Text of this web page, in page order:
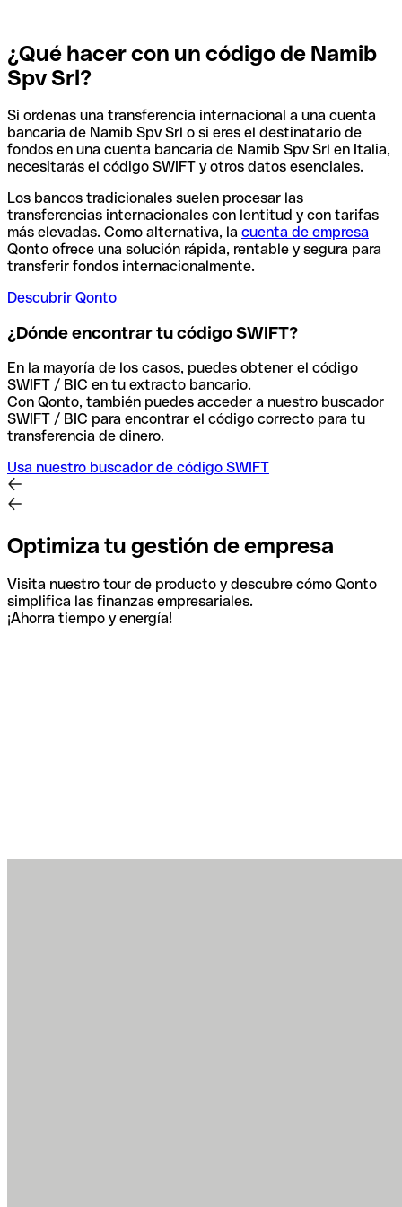
¿Qué hacer con un código de Namib
Spv Srl?
Si ordenas una transferencia internacional a una cuenta
bancaria de Namib Spv Srl o si eres el destinatario de
fondos en una cuenta bancaria de Namib Spv Srl en Italia,
necesitarás el código SWIFT y otros datos esenciales.
Los bancos tradicionales suelen procesar las
transferencias internacionales con lentitud y con tarifas
más elevadas. Como alternativa, la cuenta de empresa
Qonto ofrece una solución rápida, rentable y segura para
transferir fondos internacionalmente.
Descubrir Qonto
¿Dónde encontrar tu código SWIFT?
En la mayoría de los casos, puedes obtener el código
SWIFT / BIC en tu extracto bancario.
Con Qonto, también puedes acceder a nuestro buscador
SWIFT / BIC para encontrar el código correcto para tu
transferencia de dinero.
Usa nuestro buscador de código SWIFT
Optimiza tu gestión de empresa
Visita nuestro tour de producto y descubre cómo Qonto
simplifica las finanzas empresariales.
¡Ahorra tiempo y energía!